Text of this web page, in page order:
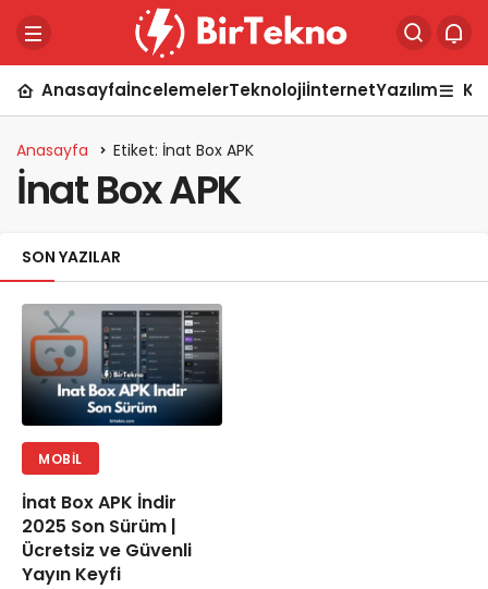
AnasayfaİncelemelerTeknolojiİnternetYazılım
Anasayfa Etiket: İnat Box APK
İnat Box APK
SON YAZILAR
MOBIL
İnat Box APK İndir
2025 Son Sürüm |
Ücretsiz ve Güvenli
Yayın Keyfi